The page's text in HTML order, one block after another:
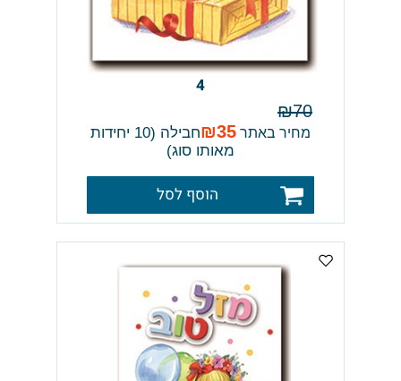
4
₪70
מחיר באתר ₪35
חבילה (10 יחידות
מאותו סוג)
הוסף לסל